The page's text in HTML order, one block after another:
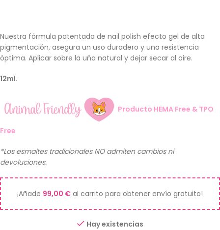
Nuestra fórmula patentada de nail polish efecto gel de alta
pigmentación, asegura un uso duradero y una resistencia
óptima. Aplicar sobre la uña natural y dejar secar al aire.
12ml.
Producto HEMA Free & TPO
Free
*Los esmaltes tradicionales NO admiten cambios ni
devoluciones.
¡Añade 99,00 € al carrito para obtener envío gratuito!
Hay existencias